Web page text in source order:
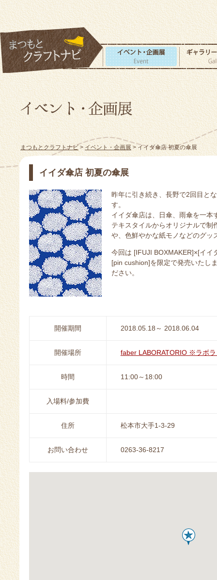
まつもとクラフトナビ>イベント・企画展> イイダ傘店 初夏の傘展
イイダ傘店 初夏の傘展
昨年に引き続き、長野で2回目と
す。
イイダ傘店は、日傘、雨傘を一
テキスタイルからオリジナルで
や、色鮮やかな紙モノなどのグッ
今回は [IFUJI BOXMAKER]×[イイ
[pin cushion]を限定で発売いたし
ださい。
開催期間 2018.05.18～ 2018.06.04
開催場所 faber LABORATORIO ※ラボ
時間 11:00～18:00
入場料/参加費
住所 松本市大手1-3-29
お問い合わせ 0263-36-8217